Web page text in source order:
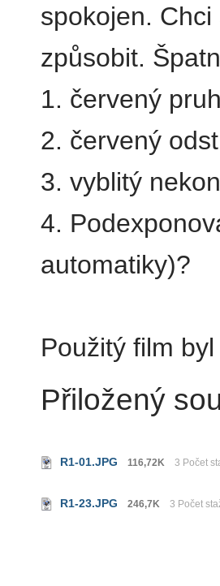
spokojen.
způsobit.
1. červený
2. červený
3. vyblitý
4.
automatiky)?
Použitý film
Přiložený
R1-01.JPG 116,72K 3 Počet
R1-23.JPG 246,7K 3 Počet